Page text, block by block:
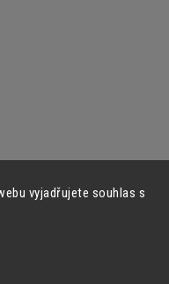
vyjadřujete souhlas s